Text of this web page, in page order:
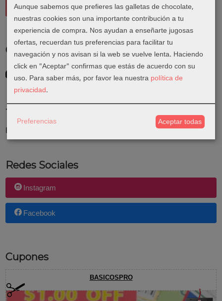
Costes de Envío
GRATIS *
Consultar Destinos
Tu Carrito (0)
El carrito de la compra está vacío
Redes Sociales
Instagram
Facebook
Cupones
BASICOSPRO
Aunque sabemos que prefieres las galletas de chocolate,
nuestras cookies son una importante contribución a tu
experiencia de compra. Nos ayudan a enseñarte jugosas
ofertas, recuerdan tus preferencias para facilitar tu
navegación y nos avisan si la web se vuelve lenta. Haciendo
click en "Aceptar" confirmas que estás de acuerdo con su
uso. Para saber más, por favor lea nuestra política de
privacidad.
Preferencias Aceptar todas